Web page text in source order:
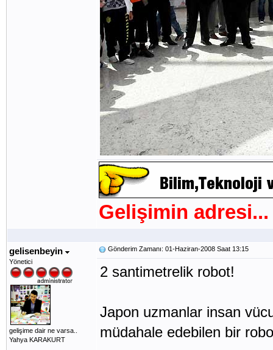
Gelişimin adresi...
gelisenbeyin
Yönetici
gelişime dair ne varsa..
Yahya KARAKURT
Gönderim Zamanı: 01-Haziran-2008 Saat 13:15
2 santimetrelik robot!
Japon uzmanlar insan
müdahale edebilen bir